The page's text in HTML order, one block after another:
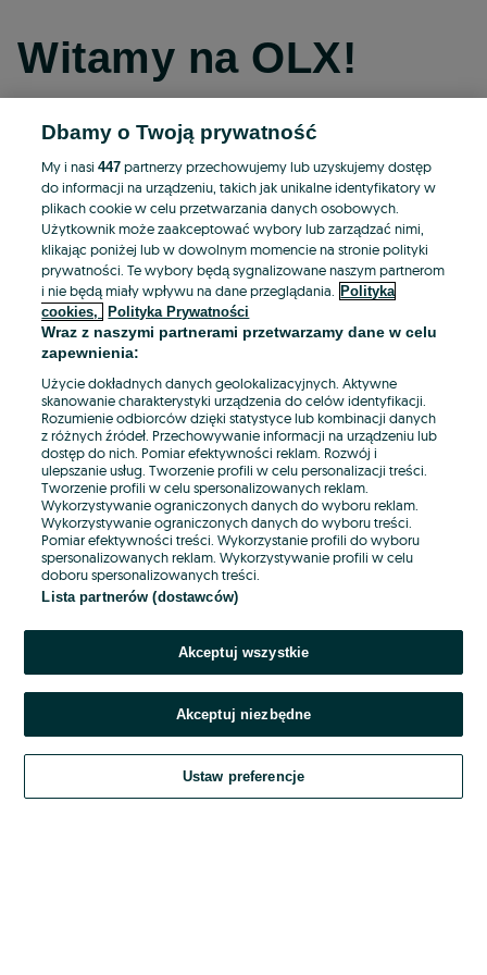
Witamy na OLX!
Kontynuuj przez Facebooka
Kontynuuj przez konto Apple
Kontynuuj przez konto Google
LUB
E-mail
Hasło
Nie pamiętasz hasła?
Zaloguj się
Kontynuując za pośrednictwem jednego z dostawców wskazanych powyżej,
Regulamin serwisu OLX.pl w jego aktualnym brzmieniu.
Dbamy o Twoją prywatność
My i nasi447 partnerzy przechowujemy lub uzyskujemy dostęp
do informacji na urządzeniu, takich jak unikalne identyfikatory w
plikach cookie w celu przetwarzania danych osobowych.
Użytkownik może zaakceptować wybory lub zarządzać nimi,
klikając poniżej lub w dowolnym momencie na stronie polityki
prywatności. Te wybory będą sygnalizowane naszym partnerom
i nie będą miały wpływu na dane przeglądania.
Polityka
cookies,
Polityka Prywatności
Wraz z naszymi partnerami przetwarzamy dane w celu
zapewnienia:
Użycie dokładnych danych geolokalizacyjnych. Aktywne
skanowanie charakterystyki urządzenia do celów identyfikacji.
Rozumienie odbiorców dzięki statystyce lub kombinacji danych
z różnych źródeł. Przechowywanie informacji na urządzeniu lub
dostęp do nich. Pomiar efektywności reklam. Rozwój i
ulepszanie usług. Tworzenie profili w celu personalizacji treści.
Tworzenie profili w celu spersonalizowanych reklam.
Wykorzystywanie ograniczonych danych do wyboru reklam.
Wykorzystywanie ograniczonych danych do wyboru treści.
Pomiar efektywności treści. Wykorzystanie profili do wyboru
spersonalizowanych reklam. Wykorzystywanie profili w celu
doboru spersonalizowanych treści.
Lista partnerów (dostawców)
Akceptuj wszystkie
Akceptuj niezbędne
Ustaw preferencje